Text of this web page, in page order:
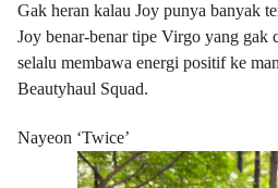
Gak heran kalau Joy punya banyak
Joy benar-benar tipe Virgo yang gak
selalu membawa energi positif ke
Beautyhaul Squad.
Nayeon ‘Twice’